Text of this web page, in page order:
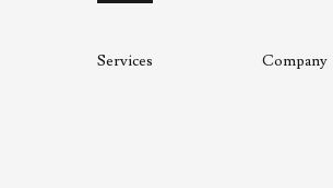
Services Company